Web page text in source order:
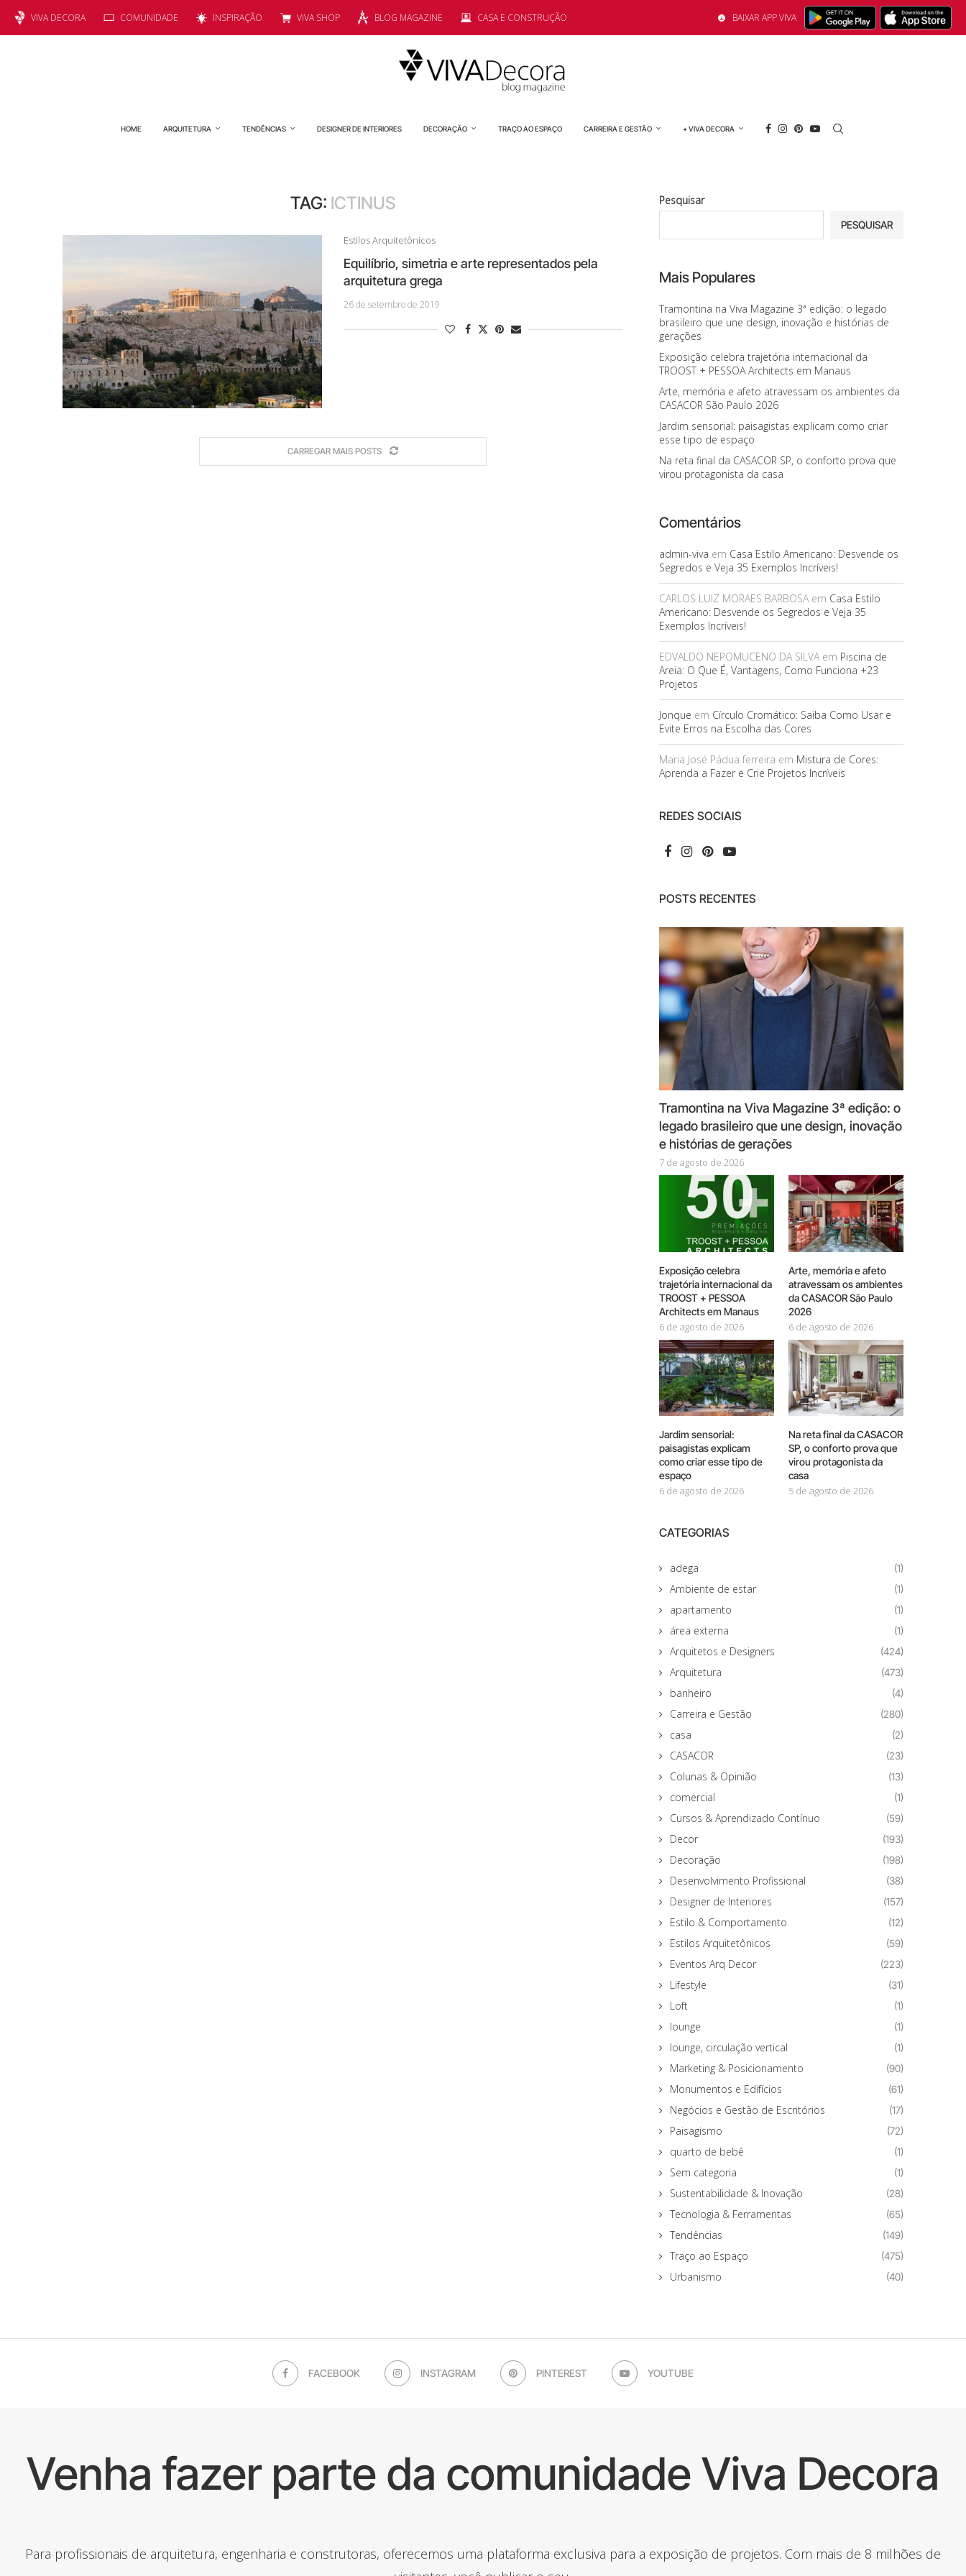
VIVA DECORA COMUNIDADE INSPIRAÇÃO VIVA SHOP BLOG MAGAZINE CASA E CONSTRUÇÃO BAIXAR APP VIVA
HOME ARQUITETURA TENDÊNCIAS DESIGNER DE INTERIORES DECORAÇÃO TRAÇO AO ESPAÇO CARREIRA E GESTÃO + VIVA DECORA
TAG: ICTINUS
Estilos Arquitetônicos
Equilíbrio, simetria e arte representados pela
arquitetura grega
26 de setembro de 2019
CARREGAR MAIS POSTS
Pesquisar
PESQUISAR
Mais Populares
Tramontina na Viva Magazine 3ª edição: o legado
brasileiro que une design, inovação e histórias de
gerações
Exposição celebra trajetória internacional da
TROOST + PESSOA Architects em Manaus
Arte, memória e afeto atravessam os ambientes da
CASACOR São Paulo 2026
Jardim sensorial: paisagistas explicam como criar
esse tipo de espaço
Na reta final da CASACOR SP, o conforto prova que
virou protagonista da casa
Comentários
admin-viva em Casa Estilo Americano: Desvende os
Segredos e Veja 35 Exemplos Incríveis!
CARLOS LUIZ MORAES BARBOSAem Casa Estilo
Americano: Desvende os Segredos e Veja 35
Exemplos Incríveis!
EDVALDO NEPOMUCENO DA SILVAem Piscina de
Areia: O Que É, Vantagens, Como Funciona +23
Projetos
Jonque em Círculo Cromático: Saiba Como Usar e
Evite Erros na Escolha das Cores
Maria José Pádua ferreira em Mistura de Cores:
Aprenda a Fazer e Crie Projetos Incríveis
REDES SOCIAIS
POSTS RECENTES
Tramontina na Viva Magazine 3ª edição: o
legado brasileiro que une design, inovação
e histórias de gerações
7 de agosto de 2026
Exposição celebra
trajetória internacional da
TROOST + PESSOA
Architects em Manaus
6 de agosto de 2026
Arte, memória e afeto
atravessam os ambientes
da CASACOR São Paulo
2026
6 de agosto de 2026
Jardim sensorial:
paisagistas explicam
como criar esse tipo de
espaço
6 de agosto de 2026
Na reta final da CASACOR
SP, o conforto prova que
virou protagonista da
casa
5 de agosto de 2026
CATEGORIAS
adega (1)
Ambiente de estar (1)
apartamento (1)
área externa (1)
Arquitetos e Designers (424)
Arquitetura (473)
banheiro (4)
Carreira e Gestão (280)
casa (2)
CASACOR (23)
Colunas & Opinião (13)
comercial (1)
Cursos & Aprendizado Contínuo (59)
Decor (193)
Decoração (198)
Desenvolvimento Profissional (38)
Designer de Interiores (157)
Estilo & Comportamento (12)
Estilos Arquitetônicos (59)
Eventos Arq Decor (223)
Lifestyle (31)
Loft (1)
lounge (1)
lounge, circulação vertical (1)
Marketing & Posicionamento (90)
Monumentos e Edifícios (61)
Negócios e Gestão de Escritórios (17)
Paisagismo (72)
quarto de bebê (1)
Sem categoria (1)
Sustentabilidade & Inovação (28)
Tecnologia & Ferramentas (65)
Tendências (149)
Traço ao Espaço (475)
Urbanismo (40)
FACEBOOK INSTAGRAM PINTEREST YOUTUBE
Venha fazer parte da comunidade Viva Decora
Para profissionais de arquitetura, engenharia e construtoras, oferecemos uma plataforma exclusiva para a exposição de projetos. Com mais de 8 milhões de